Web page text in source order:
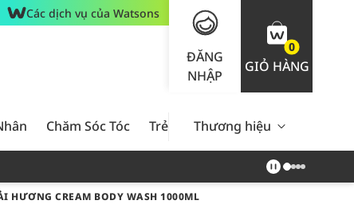
Các dịch vụ của Watsons
ĐĂNG
NHẬP
0
GIỎ HÀNG
Chăm Sóc Tóc Trẻ Em Nam Giới Chăm Sóc
Thương hiệu
HƯƠNG CREAM BODY WASH 1000ML